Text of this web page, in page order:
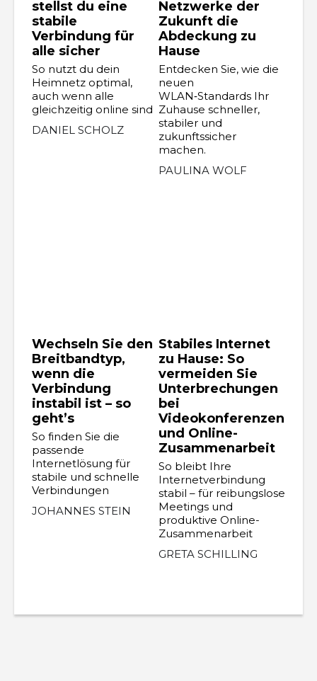
stellst du eine
stabile
Verbindung für
alle sicher
So nutzt du dein
Heimnetz optimal,
auch wenn alle
gleichzeitig online sind
DANIEL SCHOLZ
Netzwerke der
Zukunft die
Abdeckung zu
Hause
Entdecken Sie, wie die
neuen
WLAN‑Standards Ihr
Zuhause schneller,
stabiler und
zukunftssicher
machen.
PAULINA WOLF
Wechseln Sie den
Breitbandtyp,
wenn die
Verbindung
instabil ist – so
geht’s
So finden Sie die
passende
Internetlösung für
stabile und schnelle
Verbindungen
JOHANNES STEIN
Stabiles Internet
zu Hause: So
vermeiden Sie
Unterbrechungen
bei
Videokonferenzen
und Online-
Zusammenarbeit
So bleibt Ihre
Internetverbindung
stabil – für reibungslose
Meetings und
produktive Online-
Zusammenarbeit
GRETA SCHILLING